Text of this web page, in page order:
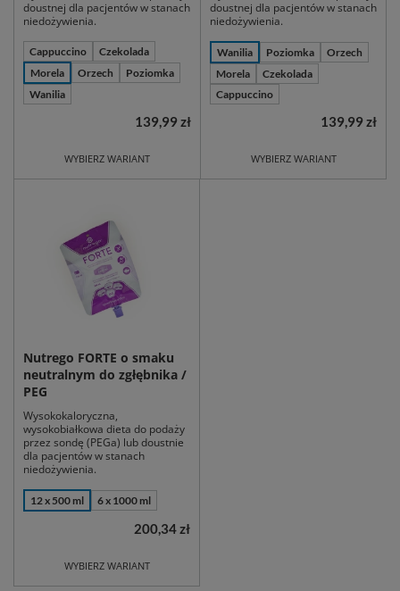
doustnej dla pacjentów w stanach
niedożywienia.
Cappuccino
Czekolada
Morela
Orzech
Poziomka
Wanilia
WYBIERZ WARIANT
139,99 zł
doustnej dla pacjentów w stanach
niedożywienia.
Wanilia Poziomka
Orzech
Morela
Czekolada
Cappuccino
WYBIERZ WARIANT
139,99 zł
Nutrego FORTE o smaku
neutralnym do zgłębnika /
PEG
Wysokokaloryczna,
wysokobiałkowa dieta do podaży
przez sondę (PEGa) lub doustnie
dla pacjentów w stanach
niedożywienia.
12 x 500 ml 6 x 1000 ml
WYBIERZ WARIANT
200,34 zł